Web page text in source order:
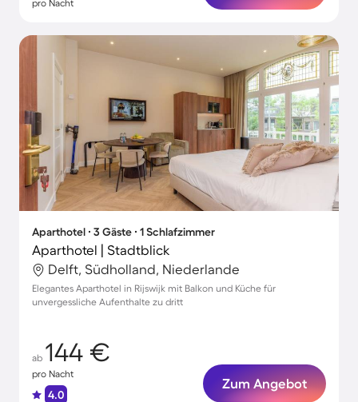
pro Nacht
Aparthotel ∙ 3 Gäste ∙ 1 Schlafzimmer
Aparthotel | Stadtblick
Delft, Südholland, Niederlande
Elegantes Aparthotel in Rijswijk mit Balkon und Küche für
unvergessliche Aufenthalte zu dritt
ab 144 €
pro Nacht
4.0
Zum Angebot